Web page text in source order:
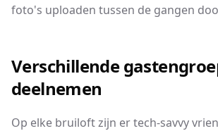
foto's uploaden tussen de gangen
Verschillende
deelnemen
Op elke bruiloft zijn er tech-savvy